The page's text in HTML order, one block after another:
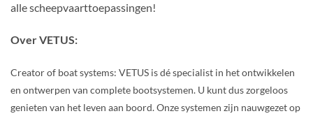
alle scheepvaarttoepassingen!
Over VETUS:
Creator of boat systems: VETUS is dé specialist in het ontwikkelen
en ontwerpen van complete bootsystemen. U kunt dus zorgeloos
genieten van het leven aan boord. Onze systemen zijn nauwgezet op